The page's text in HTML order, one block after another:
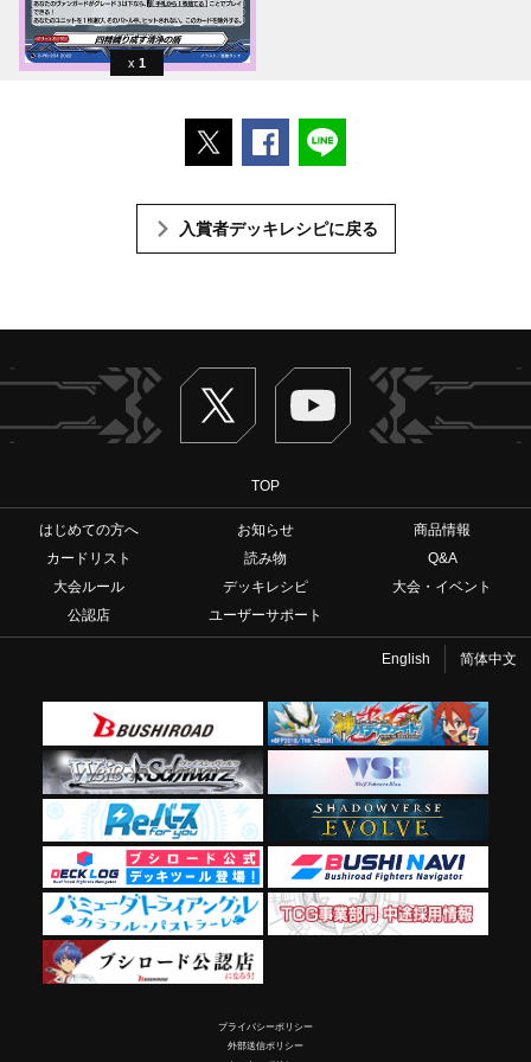
1
ポストするFacebookでシェアする
入賞者デッキレシピに戻る
Twitter ヴァンガードch
TOP
はじめての方へ お知らせ
商品情報
カードリスト
読み物
Q&A
大会ルール
デッキレシピ
大会・イベント
公認店
ユーザーサポート
English 简体中文
プライバシーポリシー
外部送信ポリシー